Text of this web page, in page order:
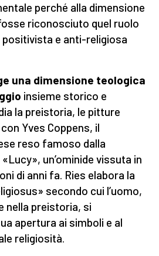
perché alla dimensione
riconosciuto quel ruolo
positivista e anti-religiosa
una dimensione teologica
insieme storico e
la preistoria, le pitture
Yves Coppens, il
reso famoso dalla
un’ominide vissuta in
di anni fa. Ries elabora la
secondo cui l’uomo,
nella preistoria, si
apertura ai simboli e al
religiosità.